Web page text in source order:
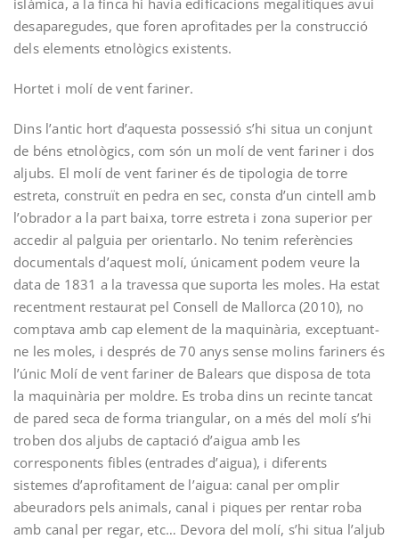
islàmica, a la finca hi havia edificacions megalítiques avui
desaparegudes, que foren aprofitades per la construcció
dels elements etnològics existents.
Hortet i molí de vent fariner.­
Dins l’antic hort d’aquesta possessió s’hi situa un conjunt
de béns etnològics, com són un molí de vent fariner i dos
aljubs. El molí de vent fariner és de tipologia de torre
estreta, construït en pedra en sec, consta d’un cintell amb
l’obrador a la part baixa, torre estreta i zona superior per
accedir al pal­guia per orientar­lo. No tenim referències
documentals d’aquest molí, únicament podem veure la
data de 1831 a la travessa que suporta les moles. Ha estat
recentment restaurat pel Consell de Mallorca (2010), no
comptava amb cap element de la maquinària, exceptuant­
ne les moles, i ­després de 70 anys sense molins fariners­ és
l’únic Molí de vent fariner de Balears que disposa de tota
la maquinària per moldre. Es troba dins un recinte tancat
de pared seca de forma triangular, on a més del molí s’hi
troben dos aljubs de captació d’aigua amb les
corresponents fibles (entrades d’aigua), i diferents
sistemes d’aprofitament de l’aigua: canal per omplir
abeuradors pels animals, canal i piques per rentar roba
amb canal per regar, etc… Devora del molí, s’hi situa l’aljub